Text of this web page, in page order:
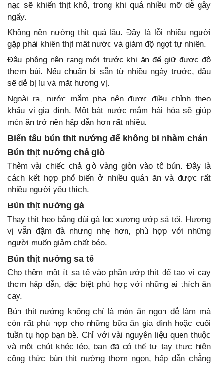
nạc sẽ khiến thịt khô, trong khi quá nhiều mỡ dễ gây
ngấy.
Không nên nướng thịt quá lâu. Đây là lỗi nhiều người
gặp phải khiến thịt mất nước và giảm độ ngọt tự nhiên.
Đậu phộng nên rang mới trước khi ăn để giữ được độ
thơm bùi. Nếu chuẩn bị sẵn từ nhiều ngày trước, đậu
sẽ dễ bị ỉu và mất hương vị.
Ngoài ra, nước mắm pha nên được điều chỉnh theo
khẩu vị gia đình. Một bát nước mắm hài hòa sẽ giúp
món ăn trở nên hấp dẫn hơn rất nhiều.
Biến tấu bún thịt nướng để không bị nhàm chán
Bún thịt nướng chả giò
Thêm vài chiếc chả giò vàng giòn vào tô bún. Đây là
cách kết hợp phổ biến ở nhiều quán ăn và được rất
nhiều người yêu thích.
Bún thịt nướng gà
Thay thịt heo bằng đùi gà lọc xương ướp sả tỏi. Hương
vị vẫn đậm đà nhưng nhẹ hơn, phù hợp với những
người muốn giảm chất béo.
Bún thịt nướng sa tế
Cho thêm một ít sa tế vào phần ướp thịt để tạo vị cay
thơm hấp dẫn, đặc biệt phù hợp với những ai thích ăn
cay.
Bún thịt nướng không chỉ là món ăn ngon dễ làm mà
còn rất phù hợp cho những bữa ăn gia đình hoặc cuối
tuần tụ họp bạn bè. Chỉ với vài nguyên liệu quen thuộc
và một chút khéo léo, bạn đã có thể tự tay thực hiện
công thức bún thịt nướng thơm ngon, hấp dẫn chẳng